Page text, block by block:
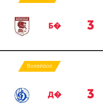
Б� 3
Волейбол
Д� 3